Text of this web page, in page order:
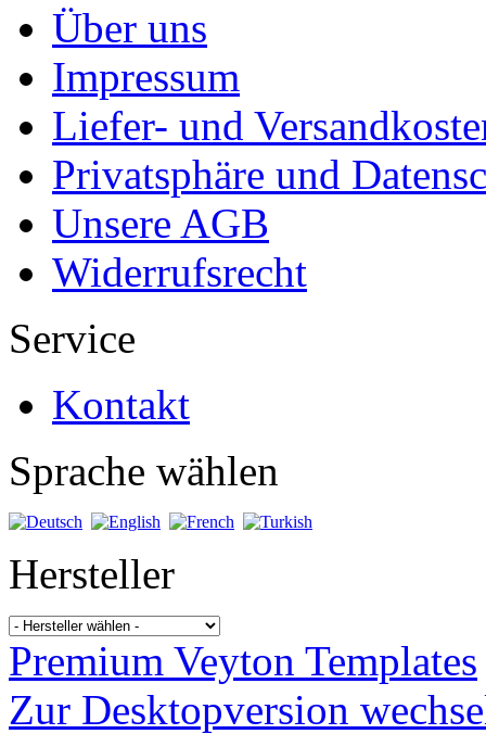
Über uns
Impressum
Liefer- und
Privatsphäre und
Unsere AGB
Widerrufsrecht
Service
Kontakt
Sprache wählen
Hersteller
Premium Veyton Templates
Zur Desktopversion